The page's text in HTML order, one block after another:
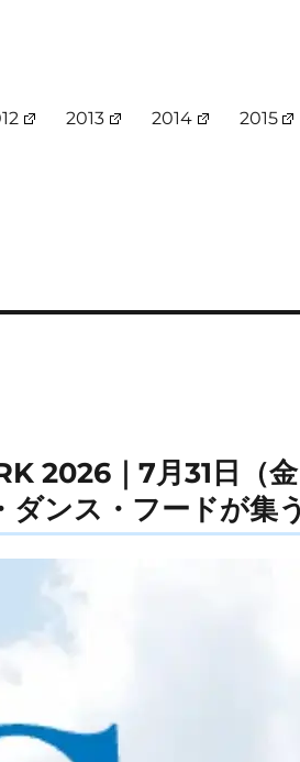
2013 2014 2015
2026｜7月31日（
ダンス・フードが集